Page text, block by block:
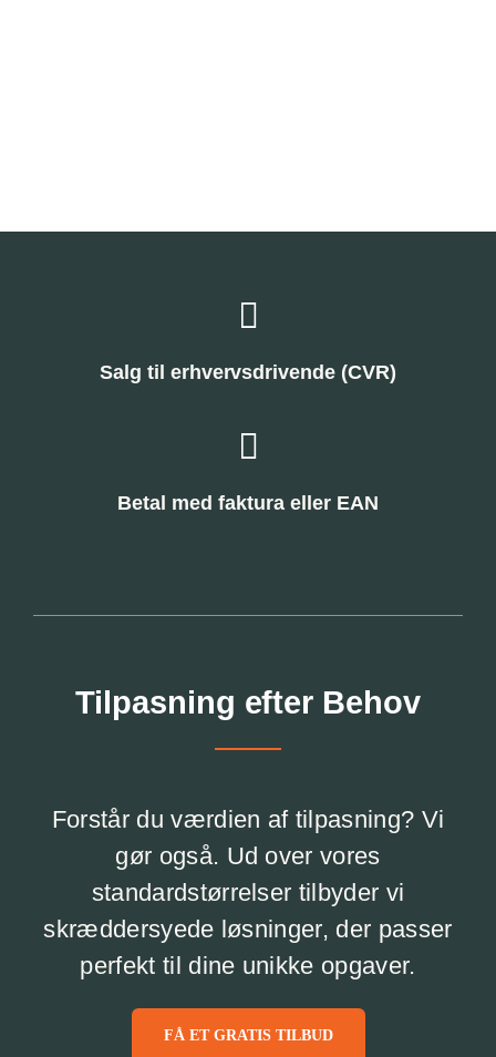
Salg til erhvervsdrivende (CVR)
Betal med faktura eller EAN
Tilpasning efter Behov
Forstår du værdien af tilpasning? Vi
gør også. Ud over vores
standardstørrelser tilbyder vi
skræddersyede løsninger, der passer
perfekt til dine unikke opgaver.
FÅ ET GRATIS TILBUD